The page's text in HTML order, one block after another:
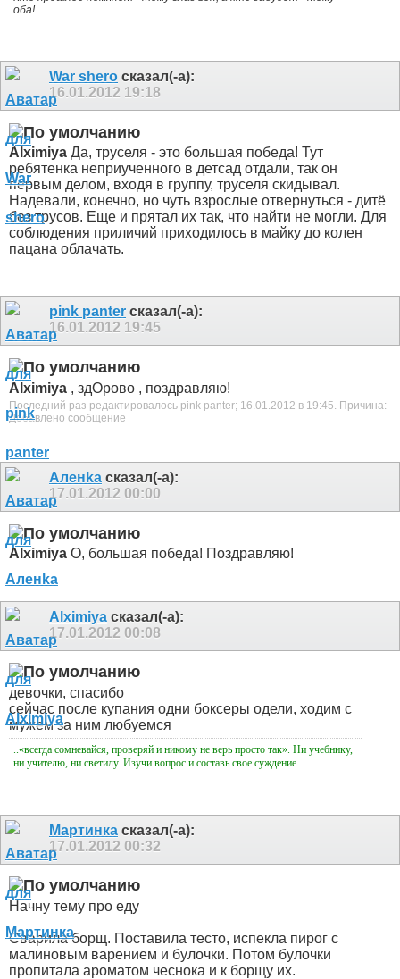
оба!
War shero сказал(-а):
16.01.2012 19:18
Alximiya Да, труселя - это большая победа! Тут
ребятенка неприученного в детсад отдали, так он
первым делом, входя в группу, труселя скидывал.
Надевали, конечно, но чуть взрослые отвернуться - дитё
без трусов. Еще и прятал их так, что найти не могли. Для
соблюдения приличий приходилось в майку до колен
пацана облачать.
pink panter сказал(-а):
16.01.2012 19:45
Alximiya , здОрово , поздравляю!
Последний раз редактировалось pink panter; 16.01.2012 в 19:45 Причина:
Добавлено сообщение
Аленka сказал(-а):
17.01.2012 00:00
Alximiya О, большая победа! Поздравляю!
Alximiya сказал(-а):
17.01.2012 00:08
девочки, спасибо
сейчас после купания одни боксеры одели, ходим с
мужем за ним любуемся
..«всегда сомневайся, проверяй и никому не верь просто так». Ни учебнику,
ни учителю, ни светилу. Изучи вопрос и составь свое суждение...
Мартинка сказал(-а):
17.01.2012 00:32
Начну тему про еду
Сварила борщ. Поставила тесто, испекла пирог с
малиновым варением и булочки. Потом булочки
пропитала ароматом чеснока и к борщу их.